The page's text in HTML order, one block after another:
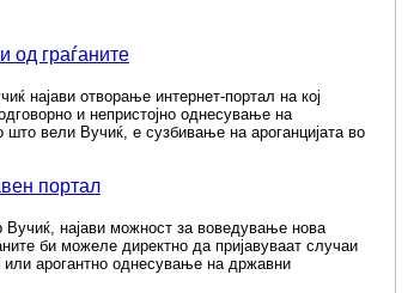
од граѓаните
најави отворање интернет-портал на кој
и непристојно однесување на
вели Вучиќ, е сузбивање на ароганцијата во
портал
Вучиќ, најави можност за воведување нова
би можеле директно да пријавуваат случаи
или арогантно однесување на државни